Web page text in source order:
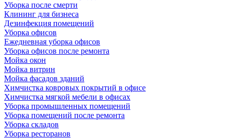
Уборка после смерти
Клининг для бизнеса
Дезинфекция помещений
Уборка офисов
Ежедневная уборка офисов
Уборка офисов после ремонта
Мойка окон
Мойка витрин
Мойка фасадов зданий
Химчистка ковровых покрытий в офисе
Химчистка мягкой мебели в офисах
Уборка промышленных помещений
Уборка помещений после ремонта
Уборка складов
Уборка ресторанов